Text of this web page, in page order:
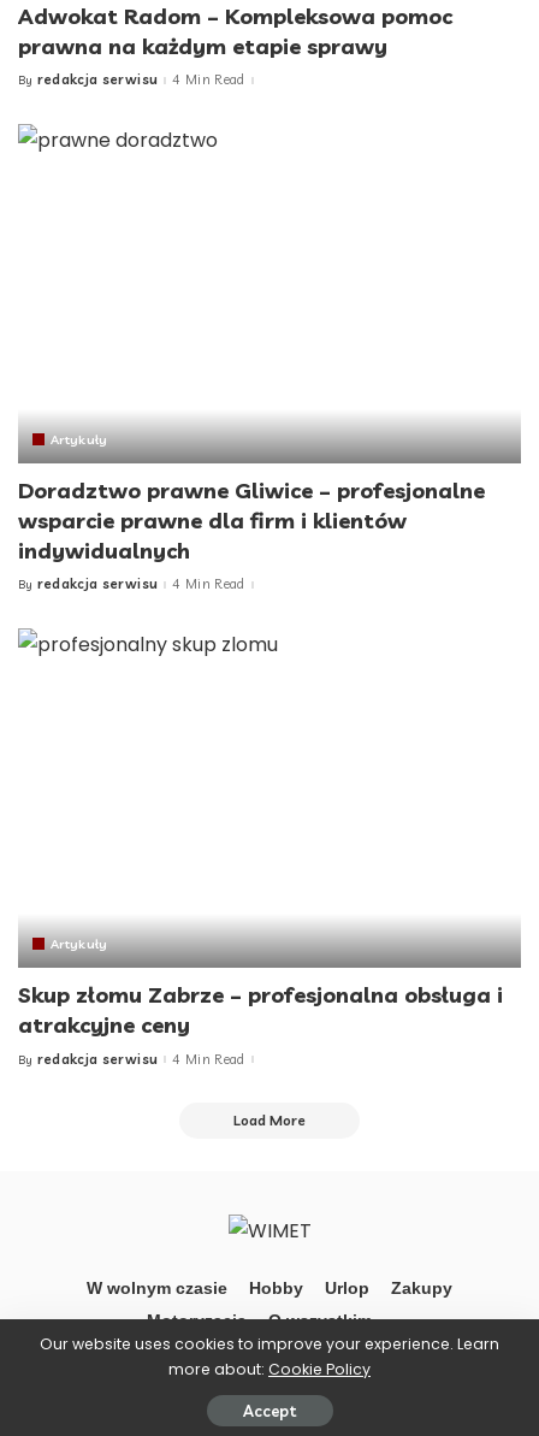
Adwokat Radom – Kompleksowa pomoc
prawna na każdym etapie sprawy
Posted
By redakcja serwisu 4 Min Read
Artykuły
Doradztwo prawne Gliwice – profesjonalne
wsparcie prawne dla firm i klientów
indywidualnych
Posted
By redakcja serwisu 4 Min Read
Artykuły
Skup złomu Zabrze – profesjonalna obsługa i
atrakcyjne ceny
Posted
By redakcja serwisu 4 Min Read
Load More
W wolnym czasie Hobby Urlop
Zakupy
Motoryzacja
O wszystkim …
©Wimet
Our website uses cookies to improve your experience. Learn
more about: Cookie Policy
Accept